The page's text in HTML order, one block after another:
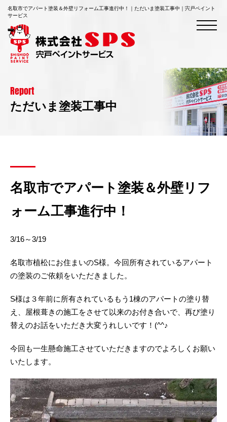
名取市でアパート塗装＆外壁リフォーム工事進行中！｜ただいま塗装工事中｜宍戸ペイント
サービス
Report
ただいま塗装工事中
名取市でアパート塗装＆外壁リフ
ォーム工事進行中！
3/16～3/19
名取市植松にお住まいのS様。今回所有されているアパート
の塗装のご依頼をいただきました。
S様は３年前に所有されているもう1棟のアパートの塗り替
え、屋根葺きの施工をさせて以来のお付き合いで、再び塗り
替えのお話をいただき大変うれしいです！(^^♪
今回も一生懸命施工させていただきますのでよろしくお願い
いたします。